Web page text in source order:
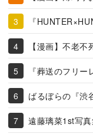
『
【漫画】不老
『葬送のフリ
ばるぼらの『渋
遠藤璃菜1st写